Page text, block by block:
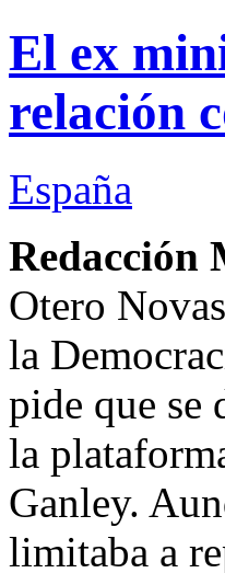
El ex
relación
España
Redacción
Otero
la
pide que se
la
Ganley.
limitaba a